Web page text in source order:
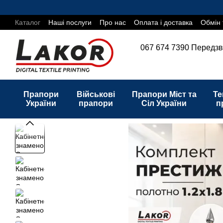
Каталог
Наші послуги Про нас Оплата і доставка Обмін
067 674 7390
Прапори
України
Військові
прапори
Прапори Міст та
Сіл України